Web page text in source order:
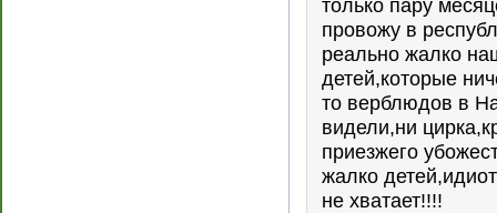
только пару
провожу в
реально жалко
детей,которые
то верблюдов в
видели,ни
приезжего
жалко
не хватает!!!!